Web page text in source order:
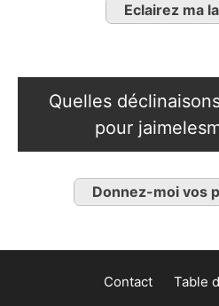
Eclairez ma
Quelles
pour
Donnez-moi vos
Contact Table